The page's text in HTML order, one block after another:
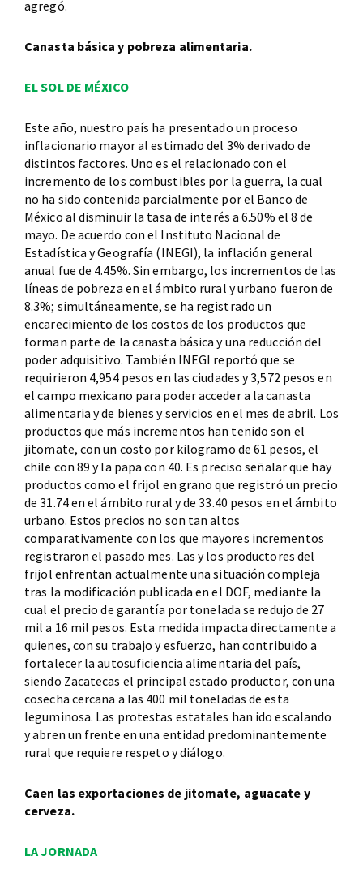
agregó.
Canasta básica y pobreza alimentaria.
EL SOL DE MÉXICO
Este año, nuestro país ha presentado un proceso
inflacionario mayor al estimado del 3% derivado de
distintos factores. Uno es el relacionado con el
incremento de los combustibles por la guerra, la cual
no ha sido contenida parcialmente por el Banco de
México al disminuir la tasa de interés a 6.50% el 8 de
mayo. De acuerdo con el Instituto Nacional de
Estadística y Geografía (INEGI), la inflación general
anual fue de 4.45%. Sin embargo, los incrementos de las
líneas de pobreza en el ámbito rural y urbano fueron de
8.3%; simultáneamente, se ha registrado un
encarecimiento de los costos de los productos que
forman parte de la canasta básica y una reducción del
poder adquisitivo. También INEGI reportó que se
requirieron 4,954 pesos en las ciudades y 3,572 pesos en
el campo mexicano para poder acceder a la canasta
alimentaria y de bienes y servicios en el mes de abril. Los
productos que más incrementos han tenido son el
jitomate, con un costo por kilogramo de 61 pesos, el
chile con 89 y la papa con 40. Es preciso señalar que hay
productos como el frijol en grano que registró un precio
de 31.74 en el ámbito rural y de 33.40 pesos en el ámbito
urbano. Estos precios no son tan altos
comparativamente con los que mayores incrementos
registraron el pasado mes. Las y los productores del
frijol enfrentan actualmente una situación compleja
tras la modificación publicada en el DOF, mediante la
cual el precio de garantía por tonelada se redujo de 27
mil a 16 mil pesos. Esta medida impacta directamente a
quienes, con su trabajo y esfuerzo, han contribuido a
fortalecer la autosuficiencia alimentaria del país,
siendo Zacatecas el principal estado productor, con una
cosecha cercana a las 400 mil toneladas de esta
leguminosa. Las protestas estatales han ido escalando
y abren un frente en una entidad predominantemente
rural que requiere respeto y diálogo.
Caen las exportaciones de jitomate, aguacate y
cerveza.
LA JORNADA